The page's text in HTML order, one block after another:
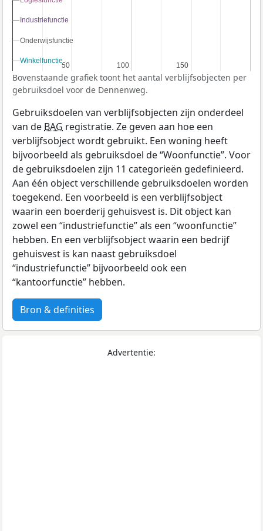
50
50 100
100 150
150
Industriefunctie
Industriefunctie
Onderwijsfunctie
Onderwijsfunctie
Winkelfunctie
Winkelfunctie
Bovenstaande grafiek toont het aantal verblijfsobjecten per
gebruiksdoel voor de Dennenweg.
Gebruiksdoelen van verblijfsobjecten zijn onderdeel
van de BAG registratie. Ze geven aan hoe een
verblijfsobject wordt gebruikt. Een woning heeft
bijvoorbeeld als gebruiksdoel de “Woonfunctie”. Voor
de gebruiksdoelen zijn 11 categorieën gedefinieerd.
Aan één object verschillende gebruiksdoelen worden
toegekend. Een voorbeeld is een verblijfsobject
waarin een boerderij gehuisvest is. Dit object kan
zowel een “industriefunctie” als een “woonfunctie”
hebben. En een verblijfsobject waarin een bedrijf
gehuisvest is kan naast gebruiksdoel
“industriefunctie” bijvoorbeeld ook een
“kantoorfunctie” hebben.
Bron & definities
Advertentie: